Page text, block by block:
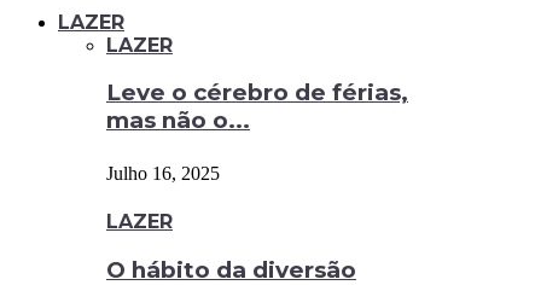
LAZER
LAZER
Leve o cérebro de férias,
mas não o...
Julho 16, 2025
LAZER
O hábito da diversão